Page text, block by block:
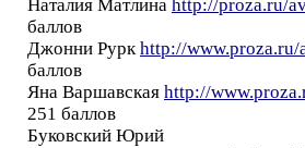
Наталия Матлина http://proza.ru/
баллов
Джонни Руркhttp://www.proza.ru/
баллов
Яна Варшавская http://
251 баллов
Буковский Юрий